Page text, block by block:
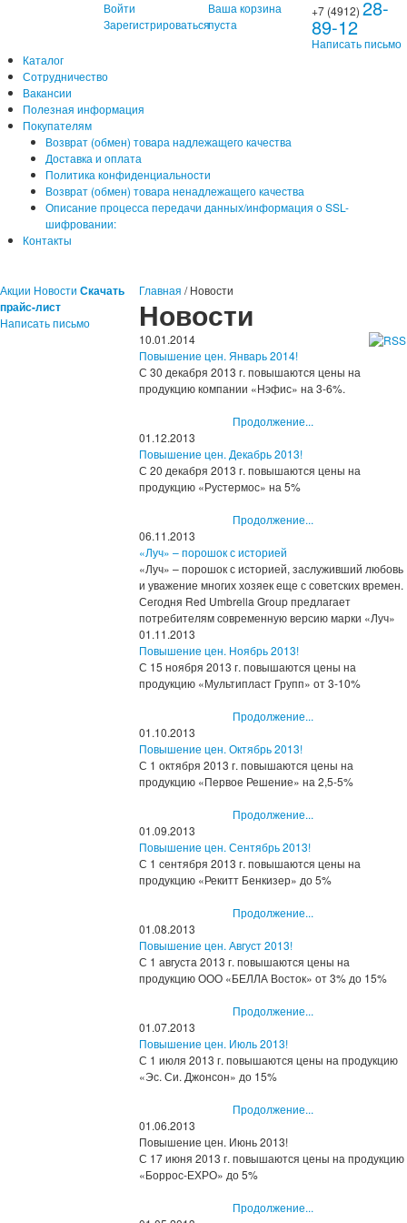
Войти
Зарегистрироваться
Ваша корзина
пуста
+7 (4912)28-
89-12
Написать письмо
Каталог
Сотрудничество
Вакансии
Полезная информация
Покупателям
Возврат (обмен) товара надлежащего качества
Доставка и оплата
Политика конфиденциальности
Возврат (обмен) товара ненадлежащего качества
Описание процесса передачи данных/информация о SSL-
шифровании:
Контакты
Акции Новости Скачать
прайс-лист
Написать письмо
Главная /Новости
Новости
10.01.2014
Повышение цен. Январь 2014!
С 30 декабря 2013 г. повышаются цены на
продукцию компании «Нэфис» на 3-6%.
Продолжение...
01.12.2013
Повышение цен. Декабрь 2013!
С 20 декабря 2013 г. повышаются цены на
продукцию «Рустермос» на 5%
Продолжение...
06.11.2013
«Луч» – порошок с историей
«Луч» – порошок с историей, заслуживший любовь
и уважение многих хозяек еще с советских времен.
Сегодня Red Umbrella Group предлагает
потребителям современную версию марки «Луч»
01.11.2013
Повышение цен. Ноябрь 2013!
С 15 ноября 2013 г. повышаются цены на
продукцию «Мультипласт Групп» от 3-10%
Продолжение...
01.10.2013
Повышение цен. Октябрь 2013!
С 1 октября 2013 г. повышаются цены на
продукцию «Первое Решение» на 2,5-5%
Продолжение...
01.09.2013
Повышение цен. Сентябрь 2013!
С 1 сентября 2013 г. повышаются цены на
продукцию «Рекитт Бенкизер» до 5%
Продолжение...
01.08.2013
Повышение цен. Август 2013!
С 1 августа 2013 г. повышаются цены на
продукцию ООО «БЕЛЛА Восток» от 3% до 15%
Продолжение...
01.07.2013
Повышение цен. Июль 2013!
С 1 июля 2013 г. повышаются цены на продукцию
«Эс. Си. Джонсон» до 15%
Продолжение...
01.06.2013
Повышение цен. Июнь 2013!
С 17 июня 2013 г. повышаются цены на продукцию
«Боррос-ЕХРО» до 5%
Продолжение...